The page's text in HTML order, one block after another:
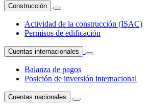
Construcción
Actividad de la construcción (ISAC)
Permisos de edificación
Cuentas internacionales
Balanza de pagos
Posición de inversión internacional
Cuentas nacionales